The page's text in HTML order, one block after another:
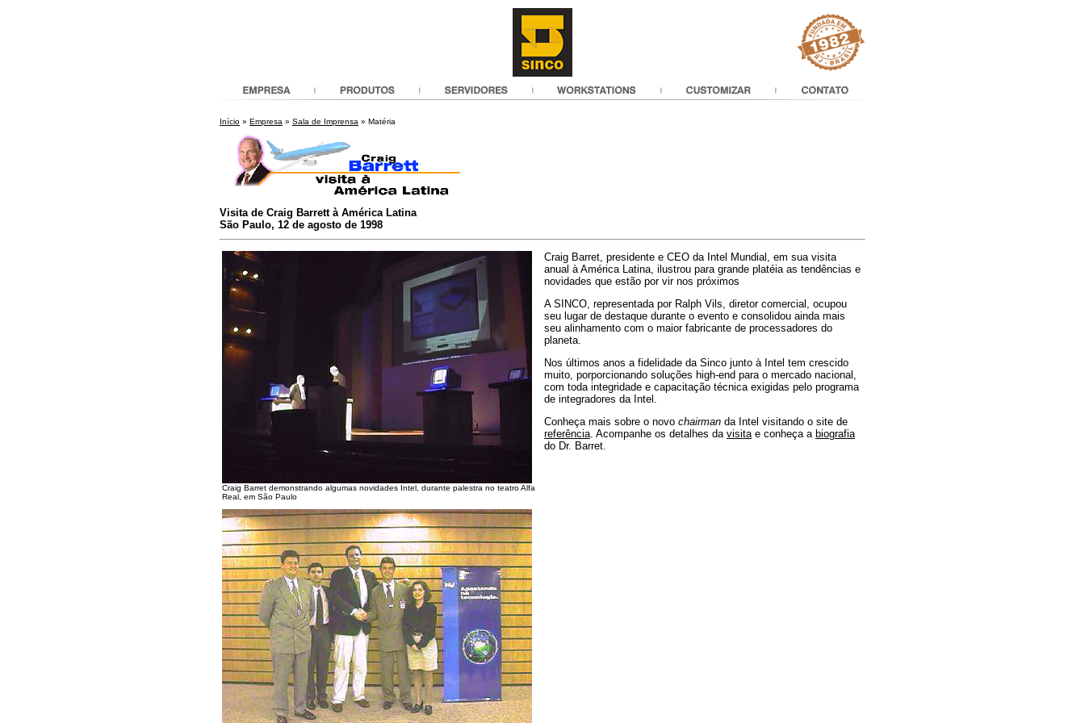
Início » Empresa » Sala de Imprensa » Matéria
Visita de Craig Barrett à América Latina
São Paulo, 12 de agosto de 1998
Craig Barret demonstrando algumas novidades Intel, durante palestra no teatro Alfa
Real, em São Paulo
Craig Barret, presidente e CEO da Intel Mundial, em sua visita
anual à América Latina, ilustrou para grande platéia as tendências e
novidades que estão por vir nos próximos
A SINCO, representada por Ralph Vils, diretor comercial, ocupou
seu lugar de destaque durante o evento e consolidou ainda mais
seu alinhamento com o maior fabricante de processadores do
planeta.
Nos últimos anos a fidelidade da Sinco junto à Intel tem crescido
muito, porporcionando soluções high-end para o mercado nacional,
com toda integridade e capacitação técnica exigidas pelo programa
de integradores da Intel.
Conheça mais sobre o novo chairman da Intel visitando o site de
referência. Acompanhe os detalhes da visitae conheça a biografia
do Dr. Barret.